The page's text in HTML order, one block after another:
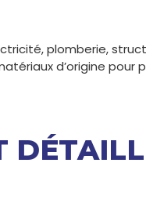
plomberie,
d’origine pour